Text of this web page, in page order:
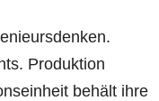
Produktion
behält ihre